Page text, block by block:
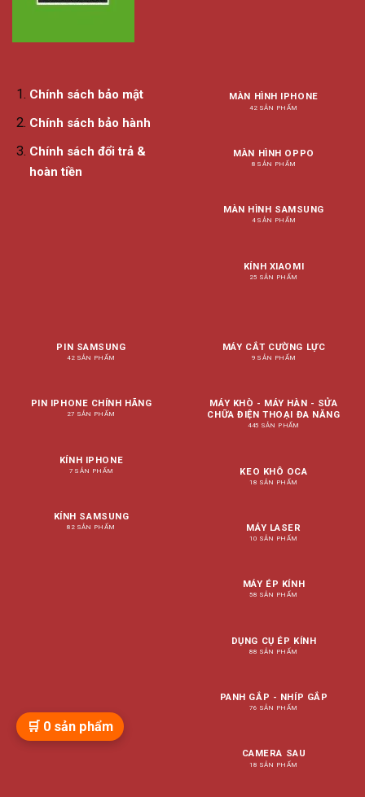
Chính sách bảo mật
Chính sách bảo hành
Chính sách đổi trả &
hoàn tiền
MÀN HÌNH IPHONE
42 SẢN PHẨM
MÀN HÌNH OPPO
8 SẢN PHẨM
MÀN HÌNH SAMSUNG
4 SẢN PHẨM
KÍNH XIAOMI
25 SẢN PHẨM
PIN SAMSUNG
42 SẢN PHẨM
PIN IPHONE CHÍNH HÃNG
27 SẢN PHẨM
KÍNH IPHONE
7 SẢN PHẨM
KÍNH SAMSUNG
82 SẢN PHẨM
MÁY CẮT CƯỜNG LỰC
9 SẢN PHẨM
MÁY KHÒ - MÁY HÀN - SỬA
CHỮA ĐIỆN THOẠI ĐA NĂNG
445 SẢN PHẨM
KEO KHÔ OCA
18 SẢN PHẨM
MÁY LASER
10 SẢN PHẨM
MÁY ÉP KÍNH
58 SẢN PHẨM
DỤNG CỤ ÉP KÍNH
88 SẢN PHẨM
PANH GẮP - NHÍP GẮP
76 SẢN PHẨM
CAMERA SAU
18 SẢN PHẨM
🛒 0 sản phẩm